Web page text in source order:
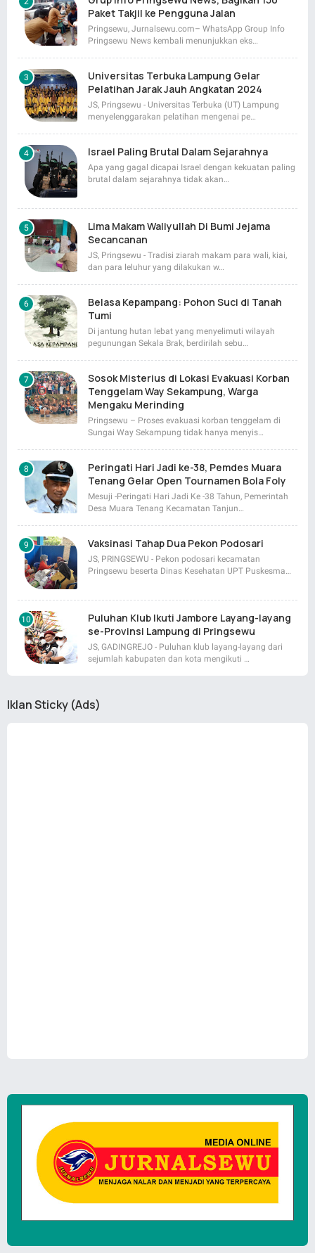
Paket Takjil ke Pengguna Jalan
Pringsewu, Jurnalsewu.com– WhatsApp Group Info
Pringsewu News kembali menunjukkan eks…
Universitas Terbuka Lampung Gelar
Pelatihan Jarak Jauh Angkatan 2024
JS, Pringsewu - Universitas Terbuka (UT) Lampung
menyelenggarakan pelatihan mengenai pe…
Israel Paling Brutal Dalam Sejarahnya
Apa yang gagal dicapai Israel dengan kekuatan paling
brutal dalam sejarahnya tidak akan…
Lima Makam Waliyullah Di Bumi Jejama
Secancanan
JS, Pringsewu - Tradisi ziarah makam para wali, kiai,
dan para leluhur yang dilakukan w…
Belasa Kepampang: Pohon Suci di Tanah
Tumi
Di jantung hutan lebat yang menyelimuti wilayah
pegunungan Sekala Brak, berdirilah sebu…
Sosok Misterius di Lokasi Evakuasi Korban
Tenggelam Way Sekampung, Warga
Mengaku Merinding
Pringsewu – Proses evakuasi korban tenggelam di
Sungai Way Sekampung tidak hanya menyis…
Peringati Hari Jadi ke-38, Pemdes Muara
Tenang Gelar Open Tournamen Bola Foly
Mesuji -Peringati Hari Jadi Ke -38 Tahun, Pemerintah
Desa Muara Tenang Kecamatan Tanjun…
Vaksinasi Tahap Dua Pekon Podosari
JS, PRINGSEWU - Pekon podosari kecamatan
Pringsewu beserta Dinas Kesehatan UPT Puskesma…
Puluhan Klub Ikuti Jambore Layang-layang
se-Provinsi Lampung di Pringsewu
JS, GADINGREJO - Puluhan klub layang-layang dari
sejumlah kabupaten dan kota mengikuti …
Iklan Sticky (Ads)